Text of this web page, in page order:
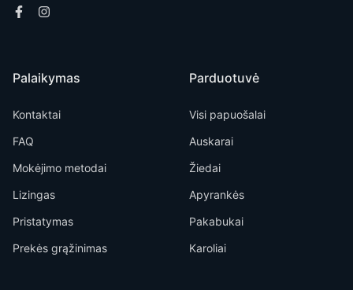
Palaikymas
Kontaktai
FAQ
Mokėjimo metodai
Lizingas
Pristatymas
Prekės grąžinimas
Parduotuvė
Visi papuošalai
Auskarai
Žiedai
Apyrankės
Pakabukai
Karoliai